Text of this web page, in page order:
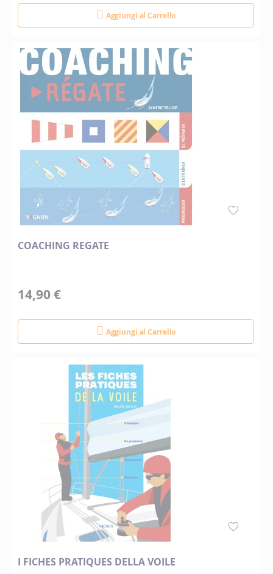
Aggiungi al Carrello
COACHING REGATE
14,90 €
Aggiungi al Carrello
I FICHES PRATIQUES DELLA VOILE